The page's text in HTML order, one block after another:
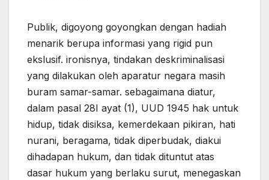
Publik, digoyong goyongkan dengan hadiah
menarik berupa informasi yang rigid pun
ekslusif. ironisnya, tindakan deskriminalisasi
yang dilakukan oleh aparatur negara masih
buram samar-samar. sebagaimana diatur,
dalam pasal 28I ayat (1), UUD 1945 hak untuk
hidup, tidak disiksa, kemerdekaan pikiran, hati
nurani, beragama, tidak diperbudak, diakui
dihadapan hukum, dan tidak dituntut atas
dasar hukum yang berlaku surut, menegaskan